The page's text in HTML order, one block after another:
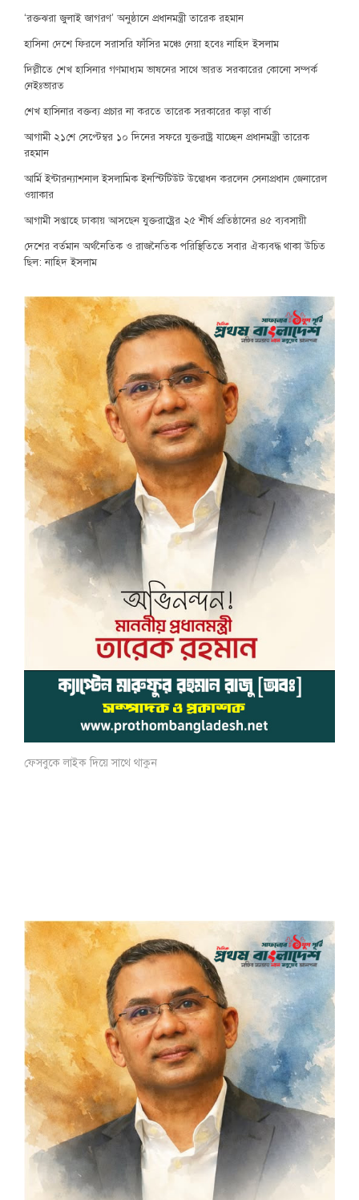
‘রক্তঝরা জুলাই জাগরণ’ অনুষ্ঠানে প্রধানমন্ত্রী তারেক রহমান
হাসিনা দেশে ফিরলে সরাসরি ফাঁসির মঞ্চে নেয়া হবেঃ নাহিদ ইসলাম
দিল্লীতে শেখ হাসিনার গণমাধ্যম ভাষনের সাথে ভারত সরকারের কোনো সম্পর্ক
নেইঃভারত
শেখ হাসিনার বক্তব্য প্রচার না করতে তারেক সরকারের কড়া বার্তা
আগামী ২১শে সেপ্টেম্বর ১০ দিনের সফরে যুক্তরাষ্ট্র যাচ্ছেন প্রধানমন্ত্রী তারেক
রহমান
আর্মি ইন্টারন্যাশনাল ইসলামিক ইনস্টিটিউট উদ্বোধন করলেন সেনাপ্রধান জেনারেল
ওয়াকার
আগামী সপ্তাহে ঢাকায় আসছেন যুক্তরাষ্ট্রের ২৫ শীর্ষ প্রতিষ্ঠানের ৪৫ ব্যবসায়ী
দেশের বর্তমান অর্থনৈতিক ও রাজনৈতিক পরিস্থিতিতে সবার ঐক্যবদ্ধ থাকা উচিত
ছিল: নাহিদ ইসলাম
ফেসবুকে লাইক দিয়ে সাথে থাকুন